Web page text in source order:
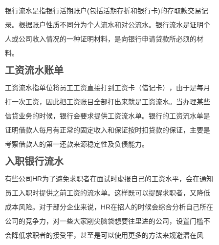
银行流水是指银行活期账户(包括活期存折和银行卡)的存取款交易记
录。根据账户性质不同分为个人流水和对公流水。银行流水是证明个
人或公司收入情况的一种证明材料，是向银行申请贷款所必须的材
料。
工资流水账单
工资流水指单位将员工工资直接打到工资卡（借记卡），由于是每月
打一次工资，因此把工资账目全部打出来就是工资流水。当办理某些
信贷业务的时候，银行会要求提供工资流水单。银行的工资流水单是
证明借款人每月有正常的固定收入和保证按时扣贷款的保证，主要是
考察借款人的第一还款来源稳定性及负债能力。
入职银行流水
有些公司HR为了避免求职者在面试时虚报自己的工资水平，会在通知
员工入职时提供之前工资的流水单。这样既可以提醒求职者，又降低
成本风险。对于部分企业来说，HR在招人的时候会综合分析自己所在
公司的竞争力，对一些大家削尖脑袋想要往里进的公司，设置门槛不
会降低求职者的接受率，甚至是可以使用更多的方法来规避潜在风